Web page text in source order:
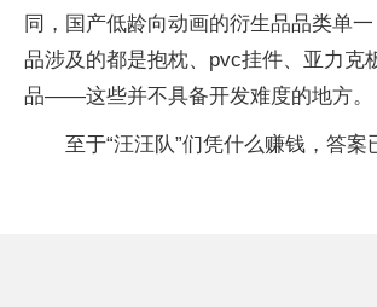
同，国产低龄向动画的衍生品品类单
品涉及的都是抱枕、pvc挂件、亚力克
品——这些并不具备开发难度的地方。
至于“汪汪队”们凭什么赚钱，答案